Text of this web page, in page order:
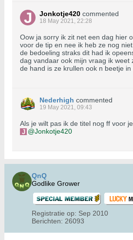
Jonkotje420 commented
18 May 2021, 22:28
Oow ja sorry ik zit net een dag hier
voor de tip en nee ik heb ze nog
de bedoeling straks dit had ik
dag vandaar ook mijn vraag ik weet
de hand is ze krullen ook n beetje
Nederhigh commented
19 May 2021, 09:43
Als je wilt pas ik de titel nog ff voor
Jonkotje420
QnQ
Godlike Grower
Registratie op: Sep 2010
Berichten: 26093